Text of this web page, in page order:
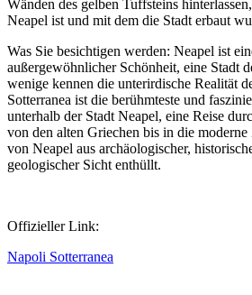
Wänden des gelben Tuffsteins
Neapel ist und mit dem die Stadt erbaut
Was Sie besichtigen werden: Neapel ist
außergewöhnlicher Schönheit, eine Stadt
wenige kennen die unterirdische Realität
Sotterranea ist die berühmteste und
unterhalb der Stadt Neapel, eine Reise
von den alten Griechen bis in die
von Neapel aus archäologischer,
geologischer Sicht enthüllt.
Offizieller Link:
Napoli Sotterranea